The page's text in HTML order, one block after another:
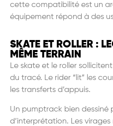
cette compatibilité est un
équipement répond à des
SKATE ET ROLLER :
MÊME TERRAIN
Le skate et le roller
du tracé. Le rider “lit” les
les transferts d’appuis.
Un pumptrack bien dessiné
d’interprétation. Les